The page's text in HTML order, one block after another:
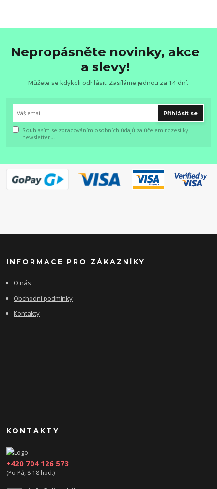
Nepropásněte novinky, akce
a slevy!
Můžete se kdykoli odhlásit. Zasíláme jednou za 14 dní.
Přihlásit se
Souhlasím se zpracováním osobních údajů za účelem rozesílky
newsletteru.
INFORMACE PRO ZÁKAZNÍKY
O nás
Obchodní podmínky
Kontakty
KONTAKTY
+420 704 126 573
(Po-Pá, 8-18 hod.)